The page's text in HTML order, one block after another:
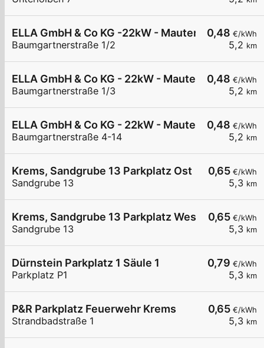
0,48 €/kWh
5,2 km
ELLA GmbH & Co KG -22kW - Mautern - WEG
Baumgartnerstraße 1/2
0,48 €/kWh
5,2 km
ELLA GmbH & Co KG - 22kW - Mautern - Firma
Baumgartnerstraße 1/3
0,48 €/kWh
5,2 km
ELLA GmbH & Co KG - 22kW - Mautern -
Baumgartnerstraße 4-14
0,65 €/kWh
5,3 km
Krems, Sandgrube 13 Parkplatz Ost
Sandgrube 13
0,65 €/kWh
5,3 km
Krems, Sandgrube 13 Parkplatz West
Sandgrube 13
0,79 €/kWh
5,3 km
Dürnstein Parkplatz 1 Säule 1
Parkplatz P1
0,65 €/kWh
5,3 km
P&R Parkplatz Feuerwehr Krems
Strandbadstraße 1